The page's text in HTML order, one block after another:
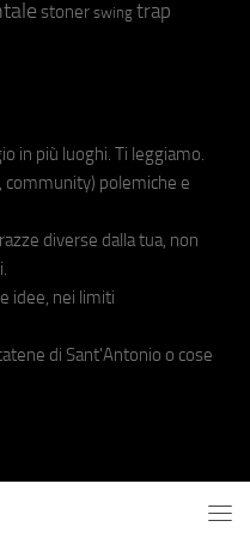
stoner swing trap
in più luoghi. Ti leggiamo.
community) polemiche e
diverse dalla tua, non
idee, nei limiti
di Sant'Antonio o cose